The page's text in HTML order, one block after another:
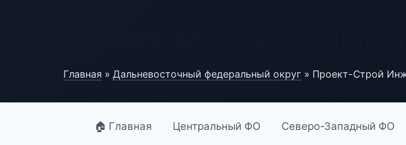
Главная » Дальневосточный федеральный округ » Проект-Строй
🏠 Главная Центральный ФО Северо-Западный ФО